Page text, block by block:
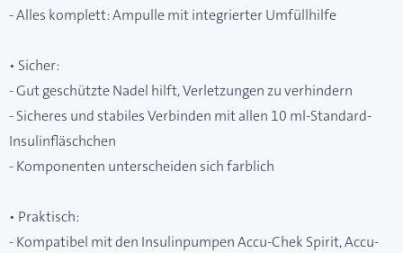
- Alles komplett: Ampulle mit integrierter Umfüllhilfe
• Sicher:
- Gut geschützte Nadel hilft, Verletzungen zu verhindern
- Sicheres und stabiles Verbinden mit allen 10 ml-Standard-
Insulinfläschchen
- Komponenten unterscheiden sich farblich
• Praktisch:
- Kompatibel mit den Insulinpumpen Accu-Chek Spirit, Accu-